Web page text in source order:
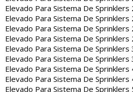
Elevado Para Sistema De
Elevado Para Sistema De
Elevado Para Sistema De
Elevado Para Sistema De
Elevado Para Sistema De
Elevado Para Sistema De
Elevado Para Sistema De
Elevado Para Sistema De
Elevado Para Sistema De